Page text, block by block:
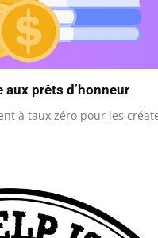
prêts d’honneur
à taux zéro pour les